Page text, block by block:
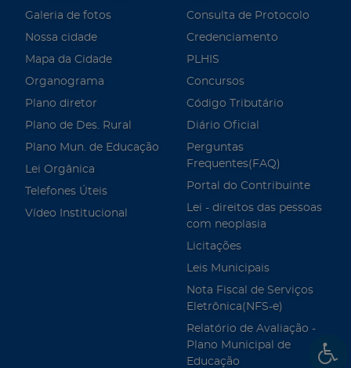
Galeria de fotos
Nossa cidade
Mapa da Cidade
Organograma
Plano diretor
Plano de Des. Rural
Plano Mun. de Educação
Lei Orgânica
Telefones Úteis
Vídeo Institucional
Consulta de Protocolo
Credenciamento
PLHIS
Concursos
Código Tributário
Diário Oficial
Perguntas
Frequentes(FAQ)
Portal do Contribuinte
Lei - direitos das pessoas
com neoplasia
Licitações
Leis Municipais
Nota Fiscal de Serviços
Eletrônica(NFS-e)
Relatório de Avaliação -
Plano Municipal de
Educação